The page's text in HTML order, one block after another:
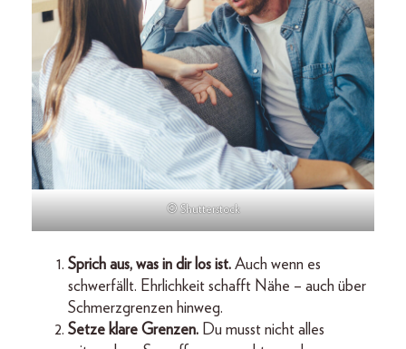
© Shutterstock
Sprich aus, was in dir los ist. Auch wenn es
schwerfällt. Ehrlichkeit schafft Nähe – auch über
Schmerzgrenzen hinweg.
Setze klare Grenzen. Du musst nicht alles